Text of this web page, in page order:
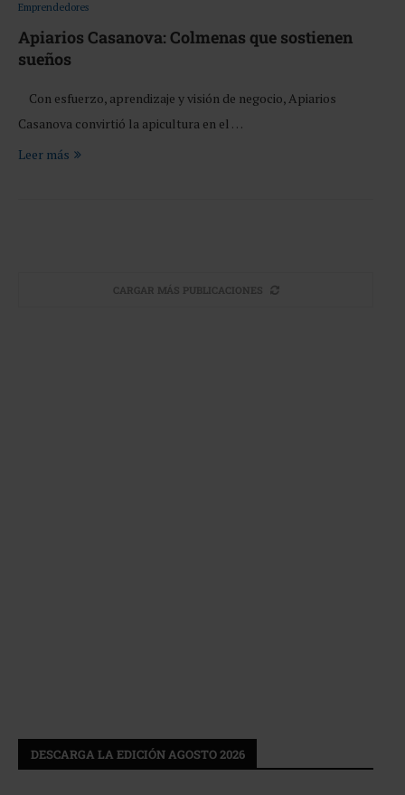
Emprendedores
Apiarios Casanova: Colmenas que sostienen
sueños
Con esfuerzo, aprendizaje y visión de negocio, Apiarios
Casanova convirtió la apicultura en el …
Leer más
CARGAR MÁS PUBLICACIONES
DESCARGA LA EDICIÓN AGOSTO 2026